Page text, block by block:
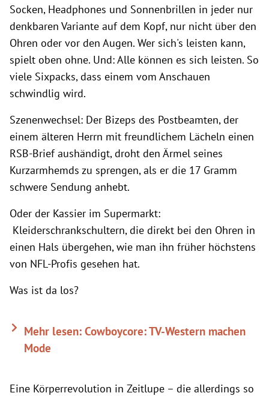
Socken, Headphones und Sonnenbrillen in jeder nur
denkbaren Variante auf dem Kopf, nur nicht über den
Ohren oder vor den Augen. Wer sich's leisten kann,
spielt oben ohne. Und: Alle können es sich leisten. So
viele Sixpacks, dass einem vom Anschauen
schwindlig wird.
Szenenwechsel: Der Bizeps des Postbeamten, der
einem älteren Herrn mit freundlichem Lächeln einen
RSB-Brief aushändigt, droht den Ärmel seines
Kurzarmhemds zu sprengen, als er die 17 Gramm
schwere Sendung anhebt.
Oder der Kassier im Supermarkt:
Kleiderschrankschultern, die direkt bei den Ohren in
einen Hals übergehen, wie man ihn früher höchstens
von NFL-Profis gesehen hat.
Was ist da los?
Mehr lesen: Cowboycore: TV-Western machen
Mode
Eine Körperrevolution in Zeitlupe – die allerdings so